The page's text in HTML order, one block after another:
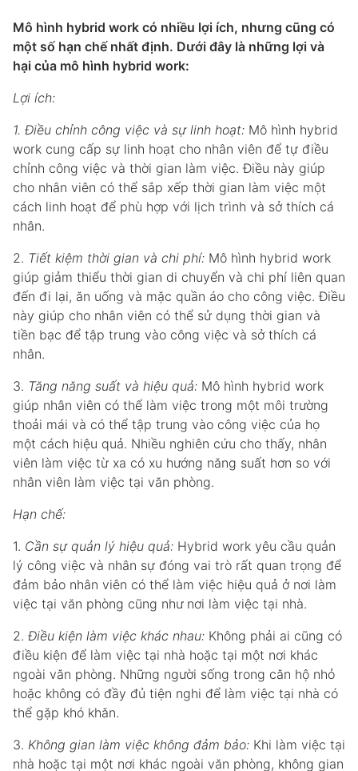
Mô hình hybrid work có nhiều lợi ích, nhưng cũng có
một số hạn chế nhất định. Dưới đây là những lợi và
hại của mô hình hybrid work:
Lợi ích:
1. Điều chỉnh công việc và sự linh hoạt: Mô hình hybrid
work cung cấp sự linh hoạt cho nhân viên để tự điều
chỉnh công việc và thời gian làm việc. Điều này giúp
cho nhân viên có thể sắp xếp thời gian làm việc một
cách linh hoạt để phù hợp với lịch trình và sở thích cá
nhân.
2. Tiết kiệm thời gian và chi phí: Mô hình hybrid work
giúp giảm thiểu thời gian di chuyển và chi phí liên quan
đến đi lại, ăn uống và mặc quần áo cho công việc. Điều
này giúp cho nhân viên có thể sử dụng thời gian và
tiền bạc để tập trung vào công việc và sở thích cá
nhân.
3. Tăng năng suất và hiệu quả: Mô hình hybrid work
giúp nhân viên có thể làm việc trong một môi trường
thoải mái và có thể tập trung vào công việc của họ
một cách hiệu quả. Nhiều nghiên cứu cho thấy, nhân
viên làm việc từ xa có xu hướng năng suất hơn so với
nhân viên làm việc tại văn phòng.
Hạn chế:
1. Cần sự quản lý hiệu quả: Hybrid work yêu cầu quản
lý công việc và nhân sự đóng vai trò rất quan trọng để
đảm bảo nhân viên có thể làm việc hiệu quả ở nơi làm
việc tại văn phòng cũng như nơi làm việc tại nhà.
2. Điều kiện làm việc khác nhau: Không phải ai cũng có
điều kiện để làm việc tại nhà hoặc tại một nơi khác
ngoài văn phòng. Những người sống trong căn hộ nhỏ
hoặc không có đầy đủ tiện nghi để làm việc tại nhà có
thể gặp khó khăn.
3. Không gian làm việc không đảm bảo: Khi làm việc tại
nhà hoặc tại một nơi khác ngoài văn phòng, không gian